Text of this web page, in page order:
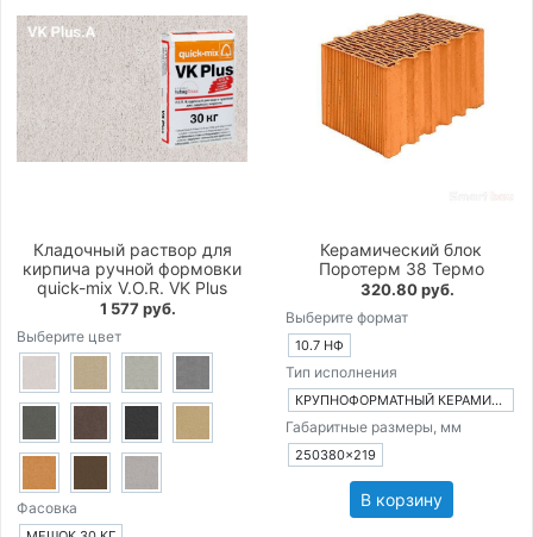
Кладочный раствор для
кирпича ручной формовки
quick-mix V.O.R. VK Plus
1 577 руб.
Выберите цвет
Фасовка
Керамический блок
Поротерм 38 Термо
320.80 руб.
Выберите формат
10.7 НФ
Тип исполнения
КРУПНОФОРМАТНЫЙ КЕРАМИЧЕСКИЙ БЛОК
Габаритные размеры, мм
250380×219
В корзину